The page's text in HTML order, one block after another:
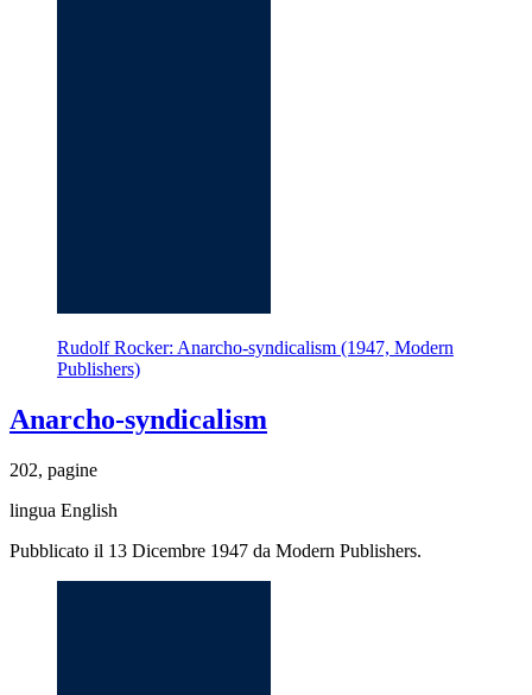
Rudolf Rocker: Anarcho-syndicalism (1947, Modern
Publishers)
Anarcho-syndicalism
202, pagine
lingua English
Pubblicato il 13 Dicembre 1947 da Modern Publishers.